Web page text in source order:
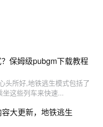
保姆级pubgm下载教程
头所好,地铁逃生模式包括了
这些列车来快速...
大更新，地铁逃生